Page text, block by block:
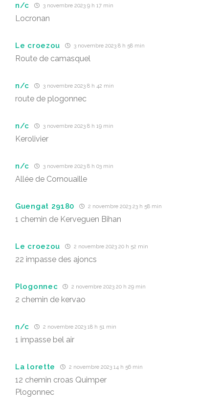
n/c 3 novembre 2023 9 h 17 min
Locronan
Le croezou 3 novembre 2023 8 h 58 min
Route de camasquel
n/c 3 novembre 2023 8 h 42 min
route de plogonnec
n/c 3 novembre 2023 8 h 19 min
Kerolivier
n/c 3 novembre 2023 8 h 03 min
Allée de Cornouaille
Guengat 29180 2 novembre 2023 23 h 58 min
1 chemin de Kerveguen Bihan
Le croezou 2 novembre 2023 20 h 52 min
22 impasse des ajoncs
Plogonnec 2 novembre 2023 20 h 29 min
2 chemin de kervao
n/c 2 novembre 2023 18 h 51 min
1 impasse bel air
La lorette 2 novembre 2023 14 h 56 min
12 chemin croas Quimper
Plogonnec